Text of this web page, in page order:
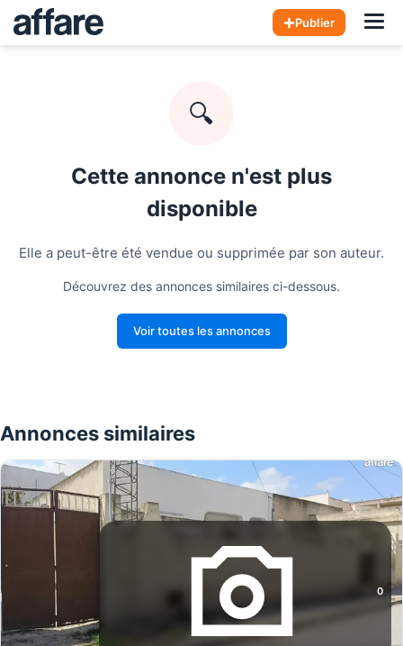
Publier
🔍
Cette annonce n'est plus
disponible
Elle a peut-être été vendue ou supprimée par son auteur.
Découvrez des annonces similaires ci-dessous.
Voir toutes les annonces
Annonces similaires
0